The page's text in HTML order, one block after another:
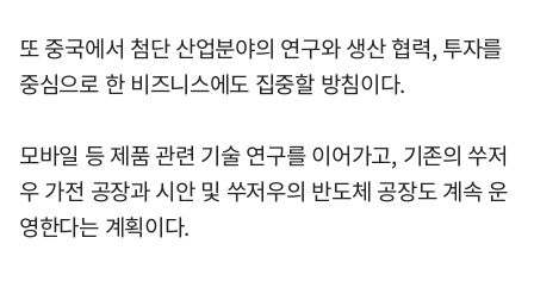
또 중국에서 첨단 산업분야의 연구와 생산 협력, 투자를
중심으로 한 비즈니스에도 집중할 방침이다.
모바일 등 제품 관련 기술 연구를 이어가고, 기존의 쑤저
우 가전 공장과 시안 및 쑤저우의 반도체 공장도 계속 운
영한다는 계획이다.